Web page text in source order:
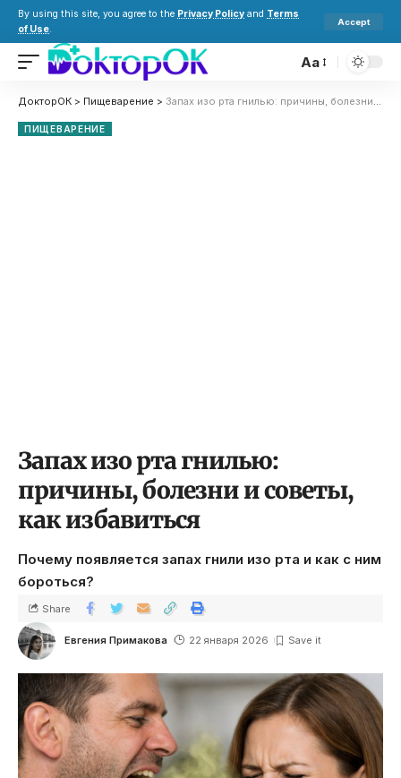
By using this site, you agree to the Privacy Policy and Terms
of Use.
Accept
Aa
ДокторОК > Пищеварение > Запах изо рта гнилью: причины, болезни и советы, как избавиться
ПИЩЕВАРЕНИЕ
Запах изо рта гнилью:
причины, болезни и советы,
как избавиться
Почему появляется запах гнили изо рта и как с ним
бороться?
Евгения Примакова 22 января 2026
Share